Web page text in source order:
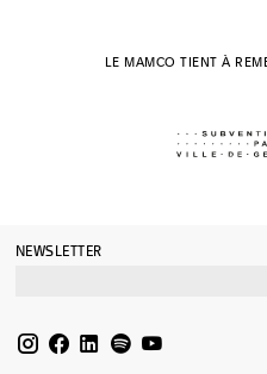
LE MAMCO TIENT À
NEWSLETTER